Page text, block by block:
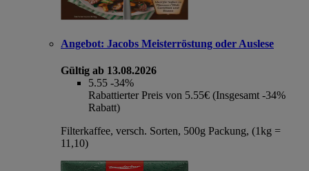
Angebot: Jacobs Meisterröstung oder Auslese
Gültig ab 13.08.2026
5.55 -34%
Rabattierter Preis von 5.55€ (Insgesamt -34%
Rabatt)
Filterkaffee, versch. Sorten, 500g Packung, (1kg =
11,10)